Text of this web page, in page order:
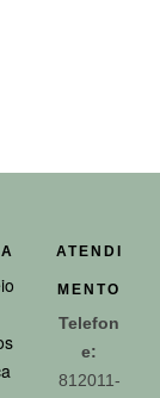
ATENDI
MENTO
Telefon
e:
812011-